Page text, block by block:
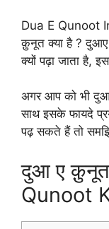
Dua E Qunoot
क़ुनूत क्या है ?
क्यों पढ़ा जाता है,
अगर आप को भी
साथ इसके फायदे
पढ़ सकते हैं तो
दुआ ए क़ुनूत
Qunoot